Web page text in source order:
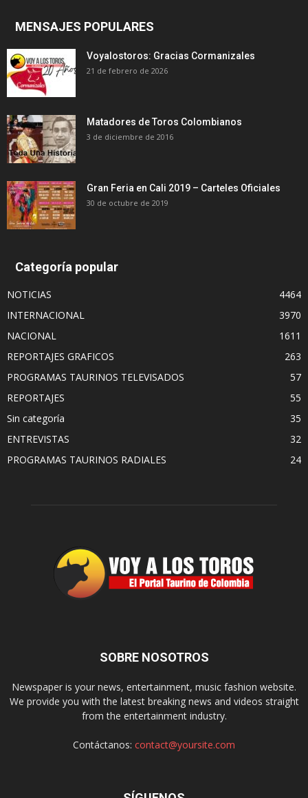
MENSAJES POPULARES
Voyalostoros: Gracias Cormanizales
21 de febrero de 2026
Matadores de Toros Colombianos
3 de diciembre de 2016
Gran Feria en Cali 2019 – Carteles Oficiales
30 de octubre de 2019
Categoría popular
NOTICIAS
4464
INTERNACIONAL
3970
NACIONAL
1611
REPORTAJES GRAFICOS
263
PROGRAMAS TAURINOS TELEVISADOS
57
REPORTAJES
55
Sin categoría
35
ENTREVISTAS
32
PROGRAMAS TAURINOS RADIALES
24
SOBRE NOSOTROS
Newspaper is your news, entertainment, music fashion website.
We provide you with the latest breaking news and videos straight
from the entertainment industry.
Contáctanos: contact@yoursite.com